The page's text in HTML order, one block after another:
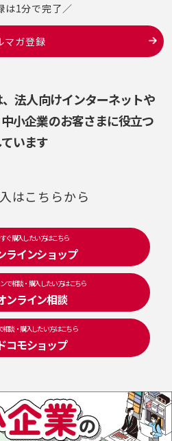
は1分で完了／
マガ登録
法人向けインターネットや
小企業のお客さまに役立つ
います
はこちらから
ぐ購入したい方はこちら
ラインショップ
で相談・購入したい方はこちら
ンライン相談
相談・購入したい方はこちら
コモショップ